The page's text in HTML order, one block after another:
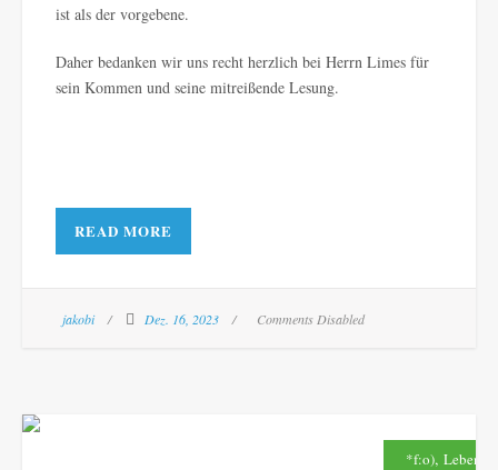
ist als der vorgebene.
Daher bedanken wir uns recht herzlich bei Herrn Limes für
sein Kommen und seine mitreißende Lesung.
READ MORE
jakobi Dez. 16, 2023 Comments Disabled
*f:o), Leben